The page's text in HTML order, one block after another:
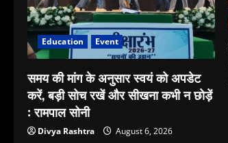
Education Event
समय की मांग के अनुसार स्वयं को अपडेट
करें, बड़ी सोच रखें और सीखना कभी न छोड़ें
: रामपाल सोनी
Divya Rashtra August 6, 2026